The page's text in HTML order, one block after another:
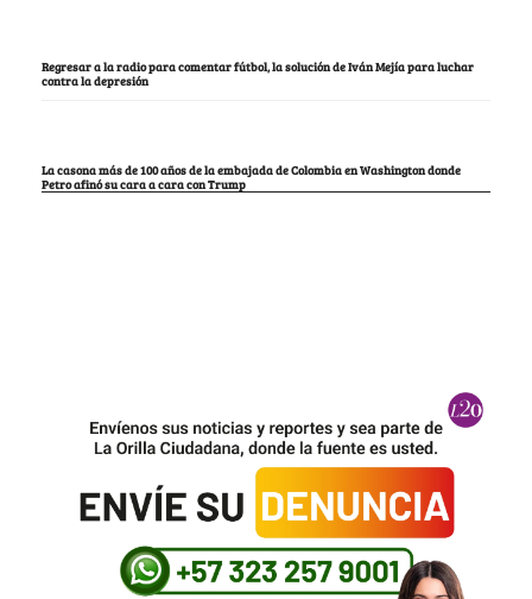
Regresar a la radio para comentar fútbol, la solución de Iván Mejía para luchar
contra la depresión
La casona más de 100 años de la embajada de Colombia en Washington donde
Petro afinó su cara a cara con Trump